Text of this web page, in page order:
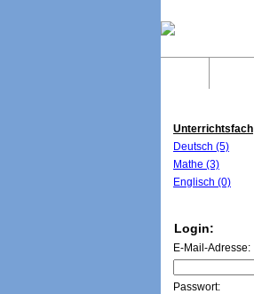
Unterrichtsfach
Deutsch (5)
Mathe (3)
Englisch (0)
Login:
E-Mail-Adresse:
Passwort: